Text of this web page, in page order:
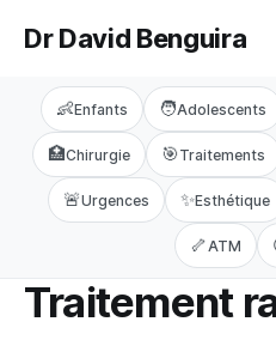
Dr David Benguira
👶Enfants 🧑Adolescents
🏥Chirurgie 🎯 Traitements
🚨Urgences ✨Esthétique
🦴 ATM
Traitement